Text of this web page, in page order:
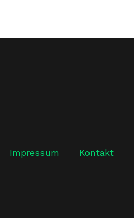
Impressum Kontakt